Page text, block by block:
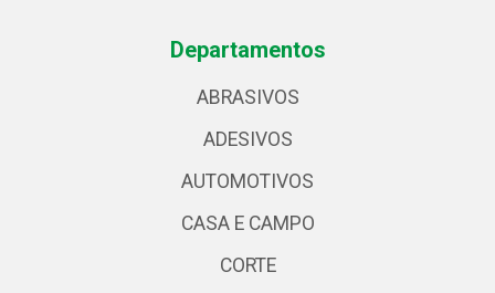
Departamentos
ABRASIVOS
ADESIVOS
AUTOMOTIVOS
CASA E CAMPO
CORTE